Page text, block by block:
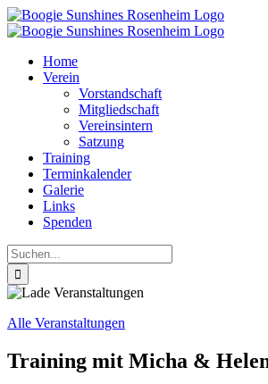
Zum
Inhalt
Home
Verein
Vorstandschaft
Mitgliedschaft
Vereinsintern
Satzung
Training
Terminkalender
Galerie
Links
Spenden
Suche
nach:
Alle Veranstaltungen
Training mit Micha &